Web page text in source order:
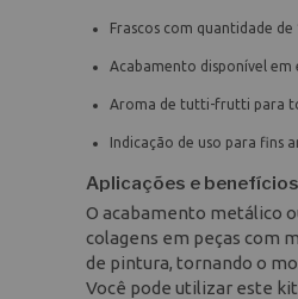
Frascos com quantidade de
Acabamento disponível
Aroma de tutti-frutti para
Indicação de uso para fins
Aplicações e
O acabamento metálico
colagens em peças com
de pintura, tornando o
Você pode utilizar este